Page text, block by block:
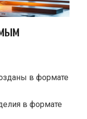
в формате
в формате